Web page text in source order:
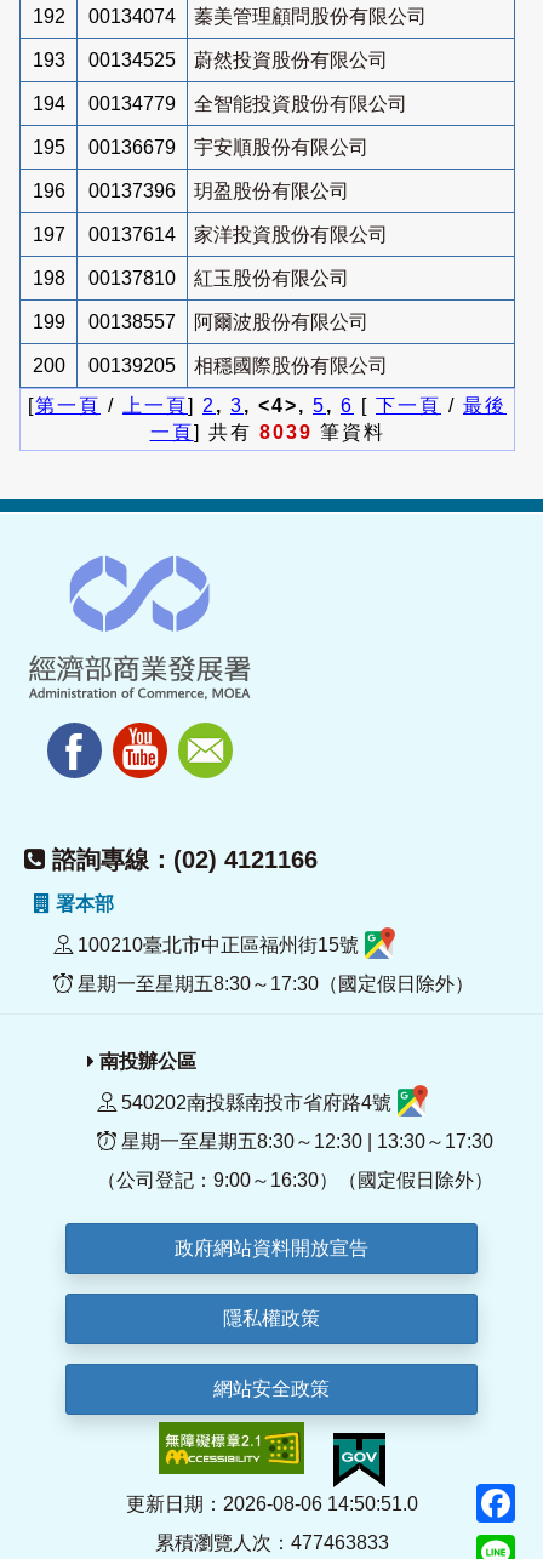
192 00134074 蓁美管理顧問股份有限公司
193 00134525 蔚然投資股份有限公司
194 00134779 全智能投資股份有限公司
195 00136679 宇安順股份有限公司
196 00137396 玥盈股份有限公司
197 00137614 家洋投資股份有限公司
198 00137810 紅玉股份有限公司
199 00138557 阿爾波股份有限公司
200 00139205
相穩國際股份有限公司
[第一頁 / 上一頁] 2 , 3, <4>, 5, 6 [ 下一頁 / 最後
一頁] 共有 8039 筆資料
諮詢專線：(02) 4121166
署本部
100210臺北市中正區福州街15號
星期一至星期五8:30～17:30（國定假日除外）
南投辦公區
540202南投縣南投市省府路4號
星期一至星期五8:30～12:30 | 13:30～17:30
（公司登記：9:00～16:30）（國定假日除外）
政府網站資料開放宣告
隱私權政策
網站安全政策
更新日期：2026-08-06 14:50:51.0
累積瀏覽人次：477463833